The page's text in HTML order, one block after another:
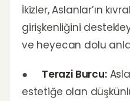
İkizler, Aslanlar’ın
girişkenliğini
ve heyecan dolu
● Terazi Burcu:
estetiğe olan